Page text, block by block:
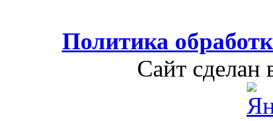
Политика
Сайт сделан